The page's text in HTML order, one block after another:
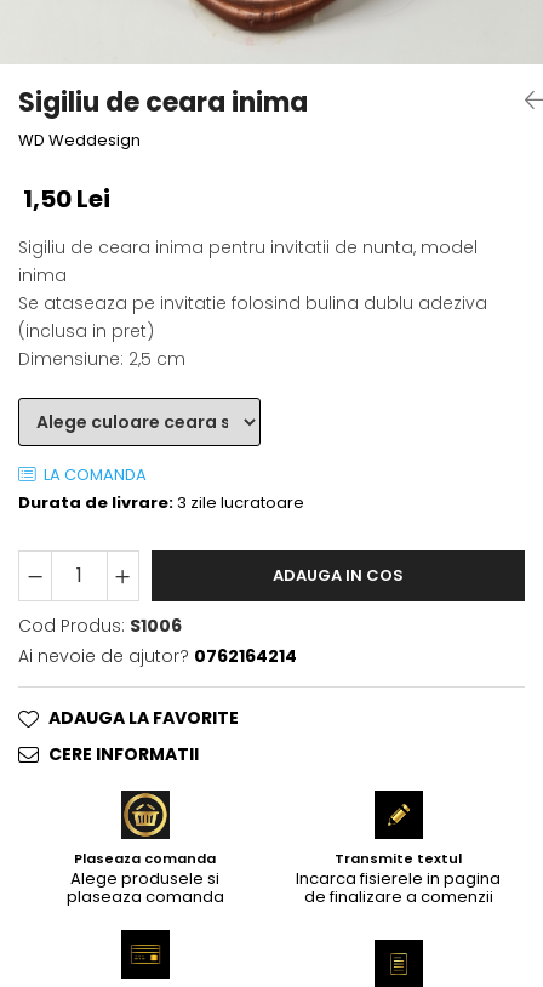
Sigiliu de ceara inima
WD Weddesign
1,50 Lei
Sigiliu de ceara inima pentru invitatii de nunta, model
inima
Se ataseaza pe invitatie folosind bulina dublu adeziva
(inclusa in pret)
Dimensiune: 2,5 cm
LA COMANDA
Durata de livrare:3 zile lucratoare
ADAUGA IN COS
Cod Produs: S1006
Ai nevoie de ajutor? 0762164214
ADAUGA LA FAVORITE
CERE INFORMATII
Plaseaza comanda
Alege produsele si
plaseaza comanda
Transmite textul
Incarca fisierele in pagina
de finalizare a comenzii